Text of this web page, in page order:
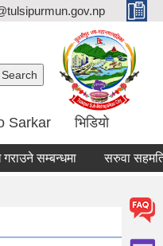
Sarkar भिडियो
सम्बन्धमा सरुवा सहमतिका